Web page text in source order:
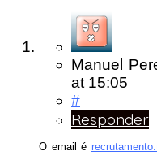
Manuel
at 15:05
#
Responder
O email é